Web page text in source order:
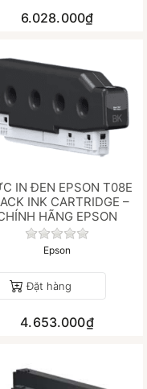
6.028.000₫
sản phẩm này.
IN ĐEN EPSON T08E
INK CARTRIDGE –
HÃNG EPSON
Chưa có đánh
Epson
Đặt hàng
4.653.000₫